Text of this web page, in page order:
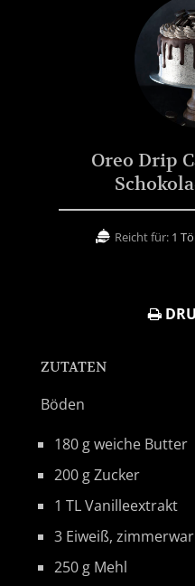
Oreo Drip
Reicht für: 1
ZUTATEN
Böden
180 g weiche Butter
200 g Zucker
1 TL Vanilleextrakt
3 Eiweiß,
250 g Mehl